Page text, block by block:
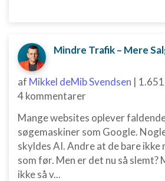
Mindre Trafik – Mere
af Mikkel deMib Svendsen |
4 kommentarer
Mange websites oplever
søgemaskiner som Google.
skyldes AI. Andre at de bare ikke
som før. Men er det nu så slemt?
ikke så v...